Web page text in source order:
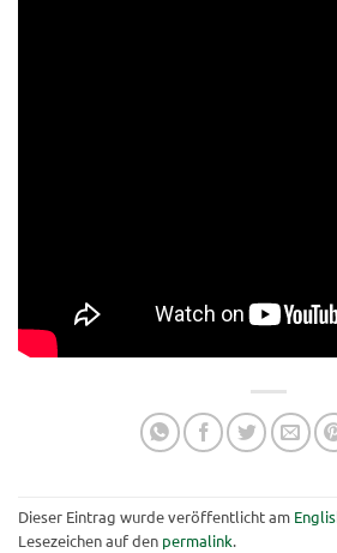
Dieser Eintrag wurde veröffentlicht am
Lesezeichen auf den permalink.